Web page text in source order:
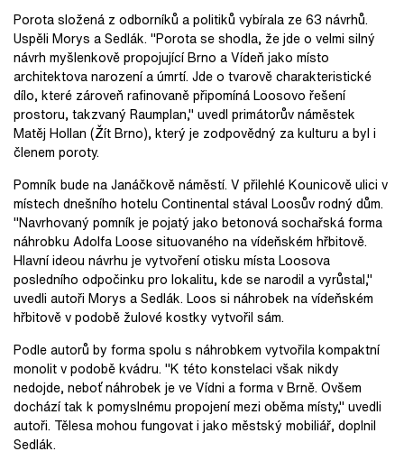
Porota složená z odborníků a politiků vybírala ze 63 návrhů.
Uspěli Morys a Sedlák. "Porota se shodla, že jde o velmi silný
návrh myšlenkově propojující Brno a Vídeň jako místo
architektova narození a úmrtí. Jde o tvarově charakteristické
dílo, které zároveň rafinovaně připomíná Loosovo řešení
prostoru, takzvaný Raumplan," uvedl primátorův náměstek
Matěj Hollan (Žít Brno), který je zodpovědný za kulturu a byl i
členem poroty.
Pomník bude na Janáčkově náměstí. V přilehlé Kounicově ulici v
místech dnešního hotelu Continental stával Loosův rodný dům.
"Navrhovaný pomník je pojatý jako betonová sochařská forma
náhrobku Adolfa Loose situovaného na vídeňském hřbitově.
Hlavní ideou návrhu je vytvoření otisku místa Loosova
posledního odpočinku pro lokalitu, kde se narodil a vyrůstal,"
uvedli autoři Morys a Sedlák. Loos si náhrobek na vídeňském
hřbitově v podobě žulové kostky vytvořil sám.
Podle autorů by forma spolu s náhrobkem vytvořila kompaktní
monolit v podobě kvádru. "K této konstelaci však nikdy
nedojde, neboť náhrobek je ve Vídni a forma v Brně. Ovšem
dochází tak k pomyslnému propojení mezi oběma místy," uvedli
autoři. Tělesa mohou fungovat i jako městský mobiliář, doplnil
Sedlák.